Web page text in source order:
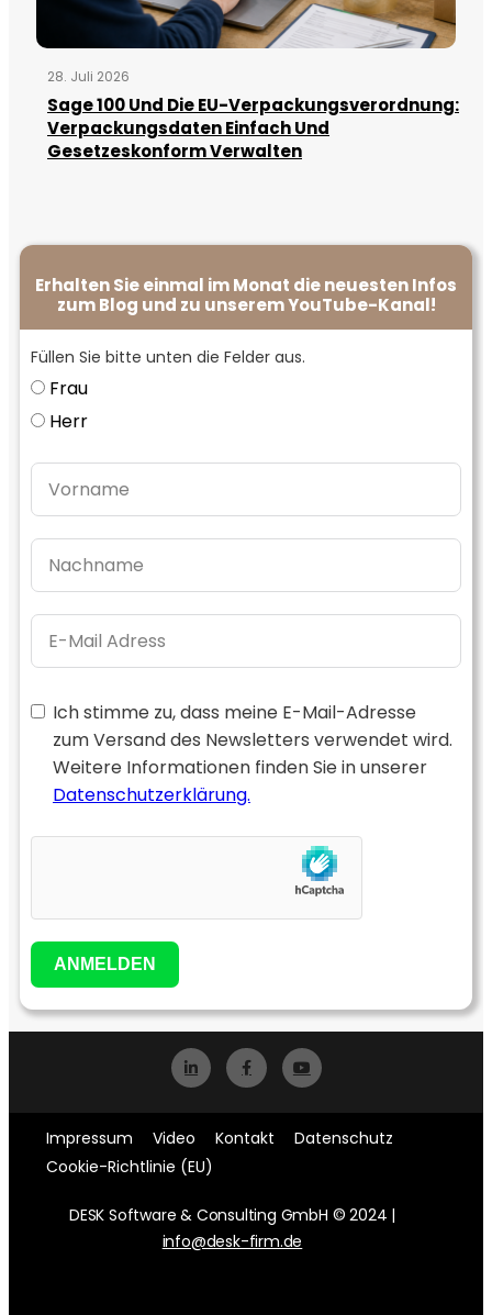
28. Juli 2026
Sage 100 Und Die EU-Verpackungsverordnung:
Verpackungsdaten Einfach Und
Gesetzeskonform Verwalten
Erhalten Sie einmal im Monat die neuesten Infos
zum Blog und zu unserem YouTube-Kanal!
Füllen Sie bitte unten die Felder aus.
Frau
Herr
Ich stimme zu, dass meine E-Mail-Adresse
zum Versand des Newsletters verwendet wird.
Weitere Informationen finden Sie in unserer
Datenschutzerklärung.
ANMELDEN
Impressum Video Kontakt
Datenschutz
Cookie-Richtlinie (EU)
DESK Software & Consulting GmbH © 2024 |
info@desk-firm.de